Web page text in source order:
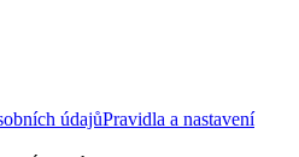
údajůPravidla a nastavení